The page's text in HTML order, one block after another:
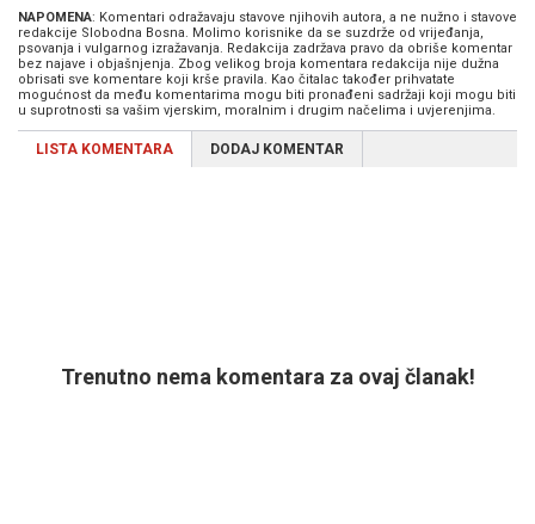
NAPOMENA: Komentari odražavaju stavove njihovih autora, a ne nužno i stavove
redakcije Slobodna Bosna. Molimo korisnike da se suzdrže od vrijeđanja,
psovanja i vulgarnog izražavanja. Redakcija zadržava pravo da obriše komentar
bez najave i objašnjenja. Zbog velikog broja komentara redakcija nije dužna
obrisati sve komentare koji krše pravila. Kao čitalac također prihvatate
mogućnost da među komentarima mogu biti pronađeni sadržaji koji mogu biti
u suprotnosti sa vašim vjerskim, moralnim i drugim načelima i uvjerenjima.
LISTA KOMENTARA DODAJ KOMENTAR
Trenutno nema komentara za ovaj članak!